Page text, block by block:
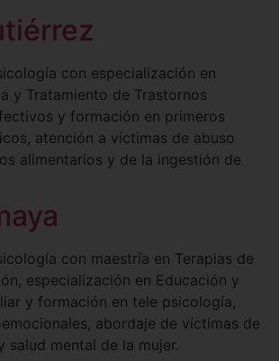
con especialización en
y Tratamiento de Trastornos
y formación en primeros
atención a víctimas de abuso
alimentarios y de la ingestión de
con maestría en Terapias de
especialización en Educación y
y formación en tele psicología,
abordaje de víctimas de
salud mental de la mujer.